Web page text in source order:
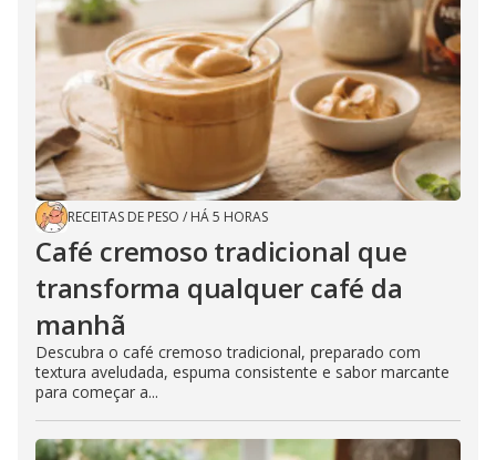
RECEITAS DE PESO / HÁ 5 HORAS
Café cremoso tradicional que
transforma qualquer café da
manhã
Descubra o café cremoso tradicional, preparado com
textura aveludada, espuma consistente e sabor marcante
para começar a...